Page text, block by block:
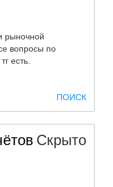
рыночной
вопросы по
есть.
ПОИСК
Скрыто